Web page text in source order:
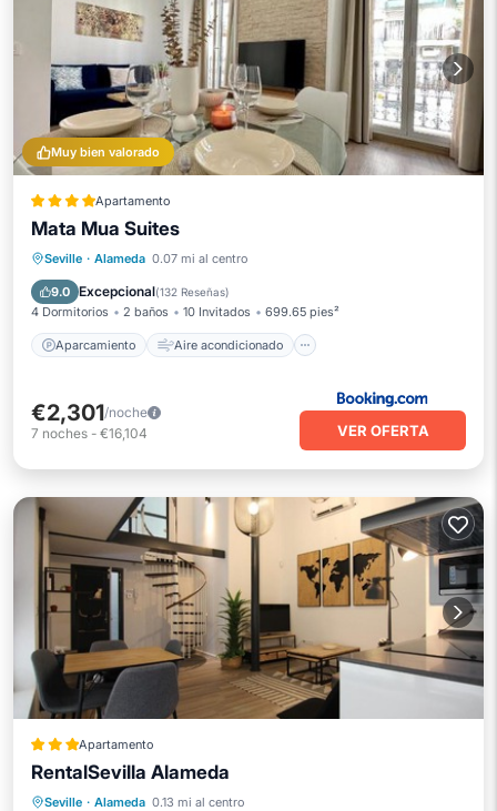
Muy bien valorado
Apartamento
Mata Mua Suites
Seville · Alameda 0.07 mi al centro
9.0 Excepcional(132 Reseñas)
4 Dormitorios 2 baños 10 Invitados 699.65 pies²
Aparcamiento Aire acondicionado
Aparcamiento
Aire acondicionado
Internet
Apto para niños
€2,301/noche
7 noches - €16,104 VER OFERTA
Apartamento
RentalSevilla Alameda
Seville · Alameda 0.13 mi al centro
Aire acondicionado